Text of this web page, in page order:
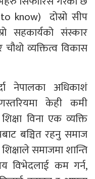
know) दोस्रो सीप
सहकार्यको संस्कार
व्यक्तित्व विकास
नेपालका अधिकाशं
केही कमी
विना एक व्यक्ति
बञ्चित रहनु समाज
समाजमा शान्ति
विभेदलाई कम गर्न,